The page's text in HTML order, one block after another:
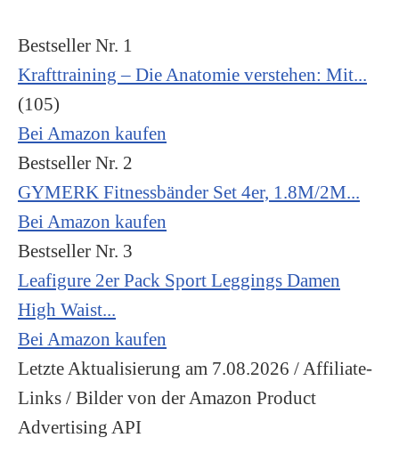
Bestseller Nr. 1
Krafttraining – Die Anatomie verstehen: Mit...
(105)
Bei Amazon kaufen
Bestseller Nr. 2
GYMERK Fitnessbänder Set 4er, 1.8M/2M...
Bei Amazon kaufen
Bestseller Nr. 3
Leafigure 2er Pack Sport Leggings Damen
High Waist...
Bei Amazon kaufen
Letzte Aktualisierung am 7.08.2026 / Affiliate-
Links / Bilder von der Amazon Product
Advertising API